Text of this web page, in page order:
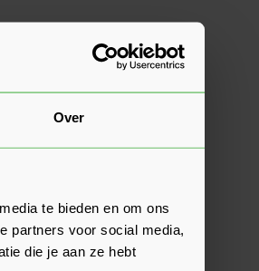
Over
te bieden en om ons
partners voor social media,
die je aan ze hebt